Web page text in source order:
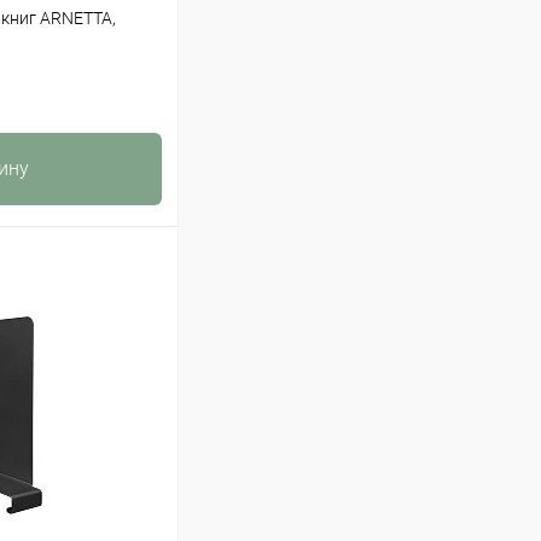
ARNETTA,
К сравнению